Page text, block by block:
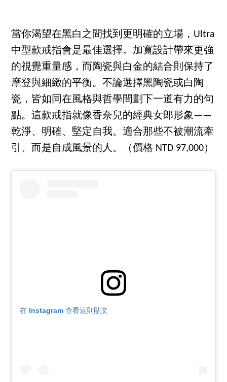
當你渴望在黑白之間找到更明確的立場，Ultra
中型款戒指會是最佳選擇。加寬設計帶來更強
的視覺重量感，而陶瓷與白金的結合則保持了
摩登與細緻的平衡。不論選擇黑陶瓷或白陶
瓷，皆如同在風格與哲學間劃下一道有力的句
點。這款戒指就像香奈兒的經典女郎形象——
乾淨、明確、堅定自我。適合那些不被潮流牽
引、而是自成風景的人。（價格 NTD 97,000）
在 Instagram 查看這則貼文